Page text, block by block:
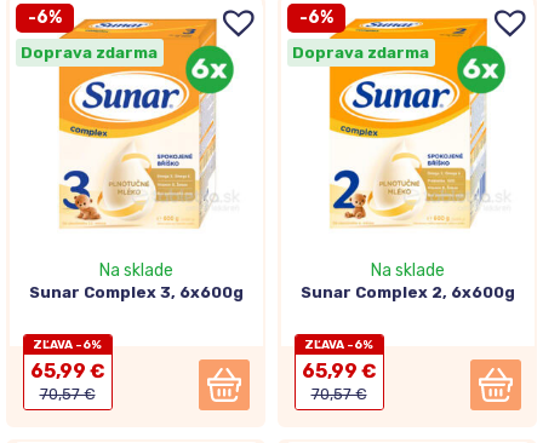
-6%
Doprava zdarma
Na sklade
Sunar Complex 3, 6x600g
ZĽAVA -6%
65,99 €
70,57 €
-6%
Doprava zdarma
Na sklade
Sunar Complex 2, 6x600g
ZĽAVA -6%
65,99 €
70,57 €